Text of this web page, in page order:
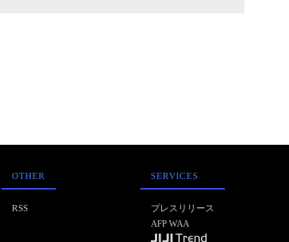
OTHER
RSS
SERVICES
プレスリリース
AFP WAA